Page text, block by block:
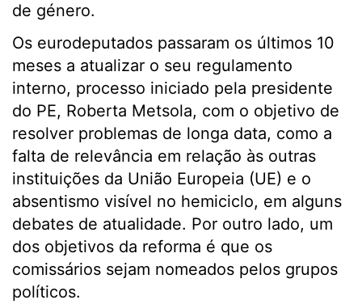
de género.
Os eurodeputados passaram os últimos 10
meses a atualizar o seu regulamento
interno, processo iniciado pela presidente
do PE, Roberta Metsola, com o objetivo de
resolver problemas de longa data, como a
falta de relevância em relação às outras
instituições da União Europeia (UE) e o
absentismo visível no hemiciclo, em alguns
debates de atualidade. Por outro lado, um
dos objetivos da reforma é que os
comissários sejam nomeados pelos grupos
políticos.